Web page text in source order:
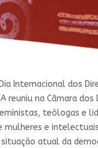
Internacional dos
reuniu na Câmara
teólogas e
mulheres e
atual da